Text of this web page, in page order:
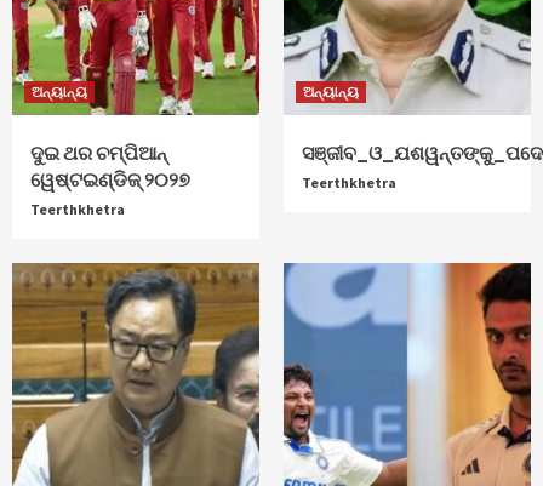
ଅନ୍ୟାନ୍ୟ
ଦୁଇ ଥର ଚମ୍ପିଆନ୍‌
ୱେଷ୍ଟଇଣ୍ଡିଜ୍‌ ୨୦୨୭
Teerthkhetra
ଅନ୍ୟାନ୍ୟ
Teerthkhetra